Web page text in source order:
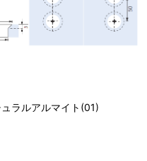
ラルアルマイト(01)